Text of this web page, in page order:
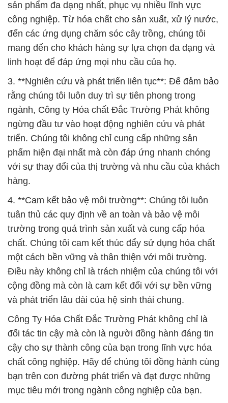
sản phẩm đa dạng nhất, phục vụ nhiều lĩnh vực
công nghiệp. Từ hóa chất cho sản xuất, xử lý nước,
đến các ứng dụng chăm sóc cây trồng, chúng tôi
mang đến cho khách hàng sự lựa chọn đa dạng và
linh hoạt để đáp ứng mọi nhu cầu của họ.
3. **Nghiên cứu và phát triển liên tục**: Để đảm bảo
rằng chúng tôi luôn duy trì sự tiên phong trong
ngành, Công ty Hóa chất Đắc Trường Phát không
ngừng đầu tư vào hoạt động nghiên cứu và phát
triển. Chúng tôi không chỉ cung cấp những sản
phẩm hiện đại nhất mà còn đáp ứng nhanh chóng
với sự thay đổi của thị trường và nhu cầu của khách
hàng.
4. **Cam kết bảo vệ môi trường**: Chúng tôi luôn
tuân thủ các quy định về an toàn và bảo vệ môi
trường trong quá trình sản xuất và cung cấp hóa
chất. Chúng tôi cam kết thúc đẩy sử dụng hóa chất
một cách bền vững và thân thiện với môi trường.
Điều này không chỉ là trách nhiệm của chúng tôi với
cộng đồng mà còn là cam kết đối với sự bền vững
và phát triển lâu dài của hệ sinh thái chung.
Công Ty Hóa Chất Đắc Trường Phát không chỉ là
đối tác tin cậy mà còn là người đồng hành đáng tin
cậy cho sự thành công của bạn trong lĩnh vực hóa
chất công nghiệp. Hãy để chúng tôi đồng hành cùng
bạn trên con đường phát triển và đạt được những
mục tiêu mới trong ngành công nghiệp của bạn.